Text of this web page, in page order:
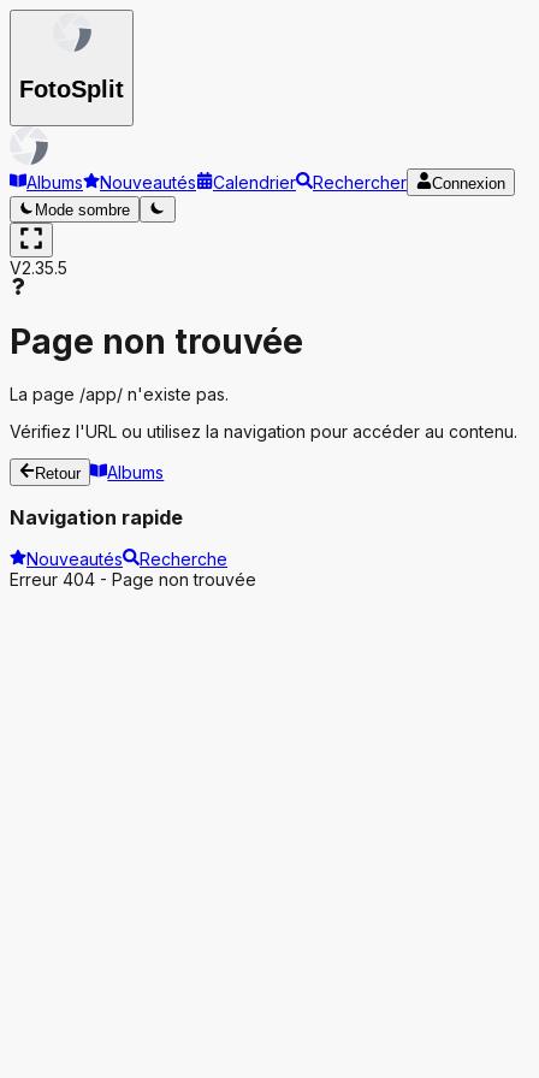
FotoSplit
Albums Nouveautés Calendrier Rechercher
Connexion
Mode sombre
V2.35.5
Page non trouvée
La page /app/ n'existe pas.
Vérifiez l'URL ou utilisez la navigation pour accéder au contenu.
Retour Albums
Navigation rapide
Nouveautés
Recherche
Erreur 404 - Page non trouvée